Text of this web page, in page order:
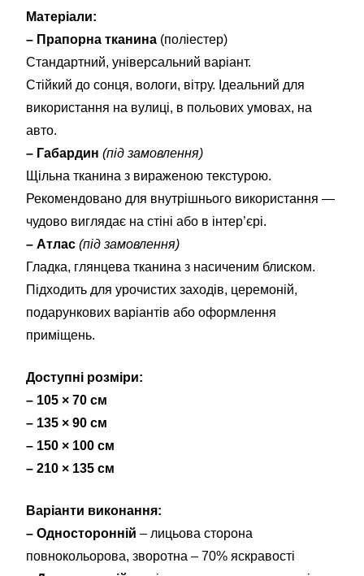
Матеріали:
– Прапорна тканина (поліестер)
Стандартний, універсальний варіант.
Стійкий до сонця, вологи, вітру. Ідеальний для
використання на вулиці, в польових умовах, на
авто.
– Габардин (під замовлення)
Щільна тканина з вираженою текстурою.
Рекомендовано для внутрішнього використання —
чудово виглядає на стіні або в інтер’єрі.
– Атлас (під замовлення)
Гладка, глянцева тканина з насиченим блиском.
Підходить для урочистих заходів, церемоній,
подарункових варіантів або оформлення
приміщень.
Доступні розміри:
– 105 × 70 см
– 135 × 90 см
– 150 × 100 см
– 210 × 135 см
Варіанти виконання:
– Односторонній – лицьова сторона
повнокольорова, зворотна – 70% яскравості